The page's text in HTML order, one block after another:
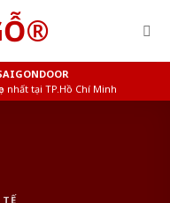
nhất tại TP.Hồ Chí Minh